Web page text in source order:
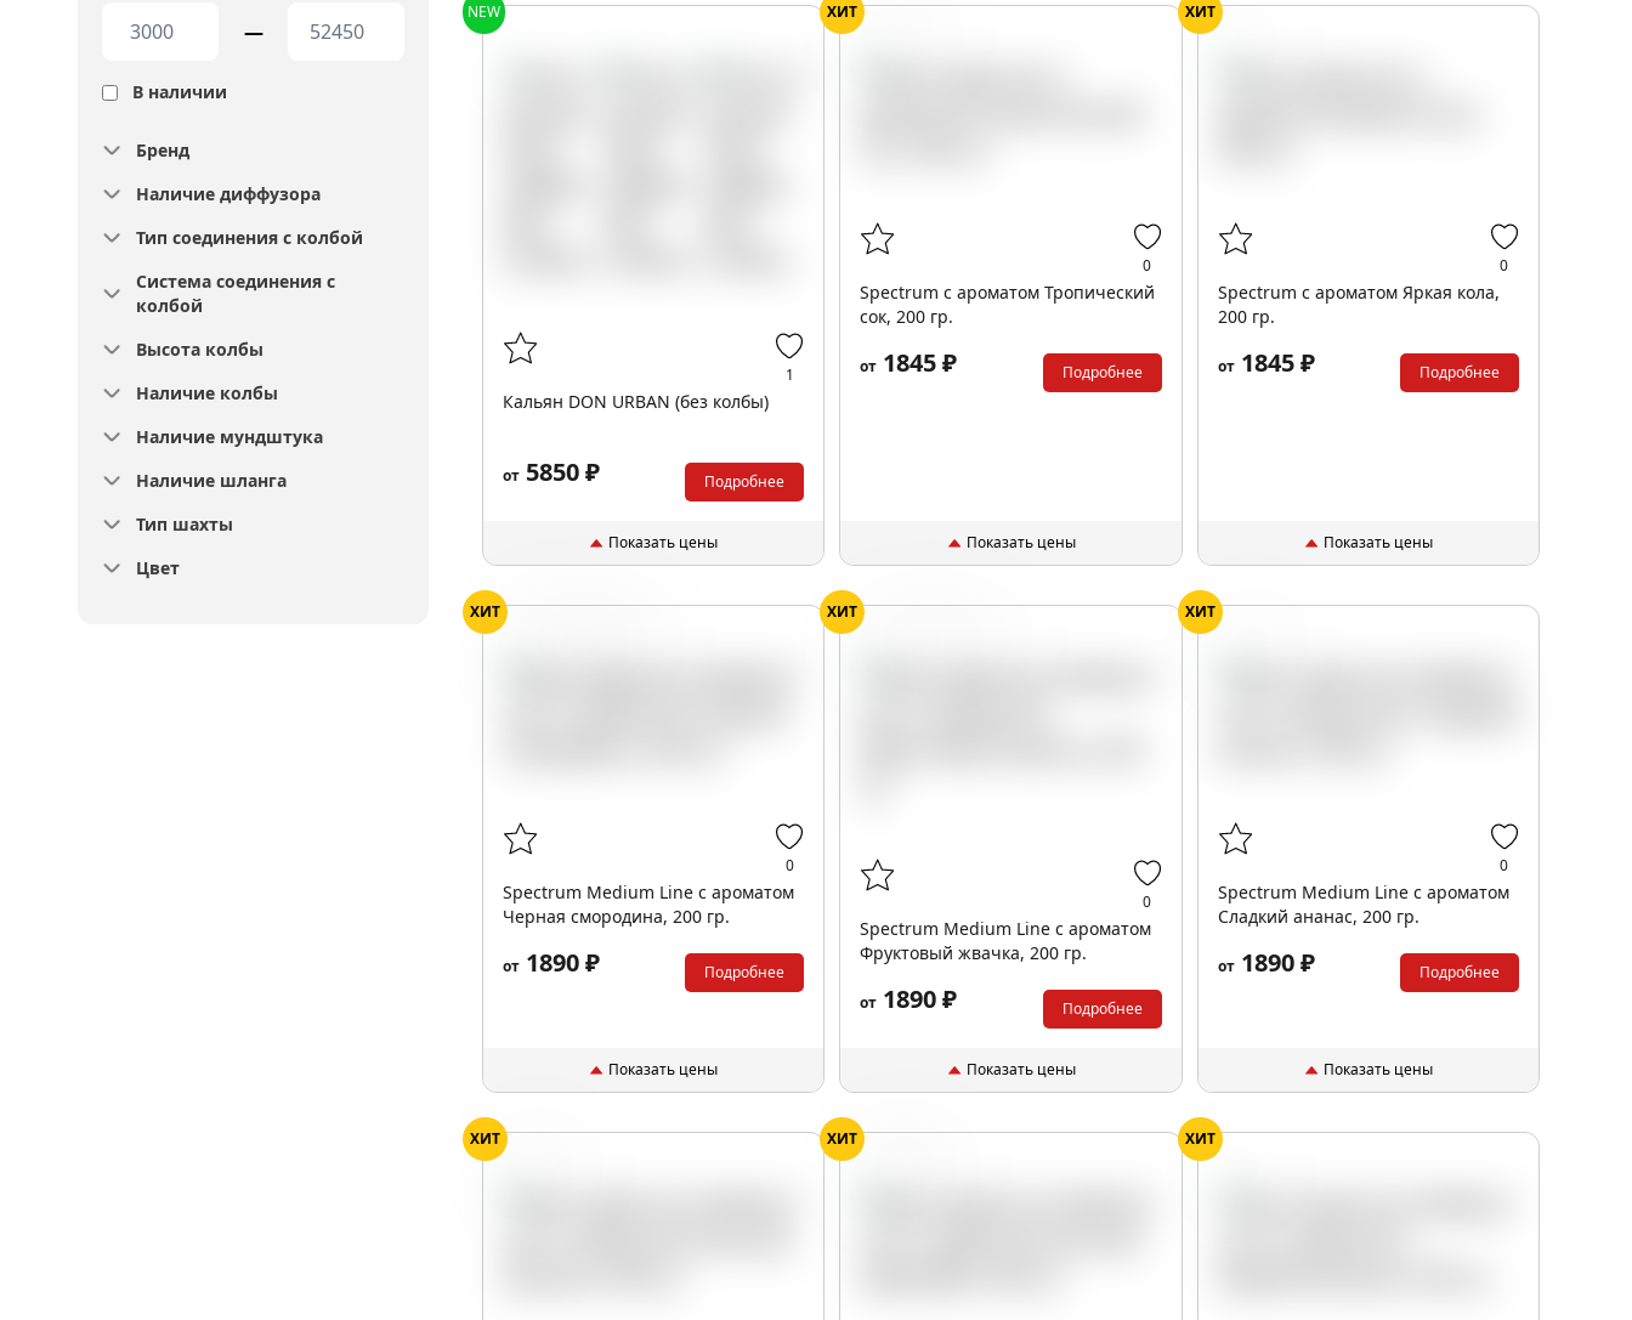
—
В наличии
Бренд
Наличие диффузора
Тип соединения с колбой
Система соединения с
колбой
Высота колбы
Наличие колбы
Наличие мундштука
Наличие шланга
Тип шахты
Цвет
NEW
1
Кальян DON URBAN (без колбы)
от 5850 ₽ Подробнее
Показать цены
ХИТ
0
Spectrum с ароматом Тропический
сок, 200 гр.
от 1845 ₽ Подробнее
Показать цены
ХИТ
0
Spectrum с ароматом Яркая кола,
200 гр.
от1845 ₽ Подробнее
Показать цены
ХИТ
0
Spectrum Medium Line с ароматом
Черная смородина, 200 гр.
от 1890 ₽ Подробнее
Показать цены
ХИТ
0
Spectrum Medium Line с ароматом
Фруктовый жвачка, 200 гр.
от 1890 ₽ Подробнее
Показать цены
ХИТ
0
Spectrum Medium Line с ароматом
Сладкий ананас, 200 гр.
от1890 ₽ Подробнее
Показать цены
ХИТ
ХИТ
ХИТ